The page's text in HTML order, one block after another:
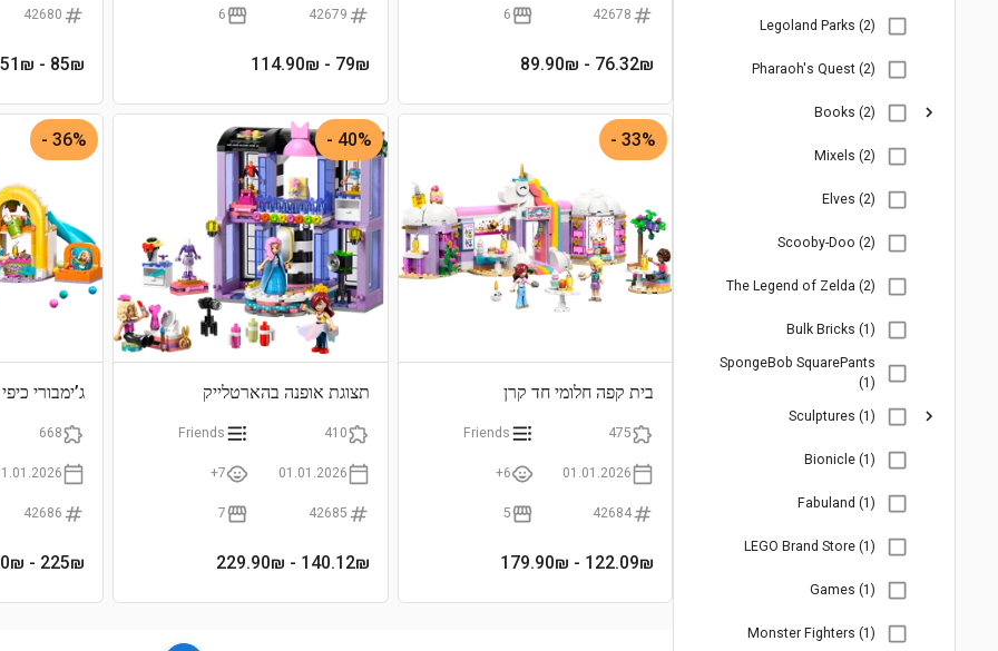
Legoland Parks (2)
Pharaoh's Quest (2)
Books (2)
Mixels (2)
Elves (2)
Scooby-Doo (2)
The Legend of Zelda (2)
Bulk Bricks (1)
SpongeBob SquarePants
(1)
Sculptures (1)
Bionicle (1)
Fabuland (1)
LEGO Brand Store (1)
Games (1)
Monster Fighters (1)
42678
6
76.32₪
- 89.90₪
42679
6
79₪
- 114.90₪
42680
85₪
- 120.51₪
33% -
בית קפה חלומי חד קרן
475
Friends
01.01.2026
6+
42684
5
122.09₪
- 179.90₪
40% -
תצוגת אופנה בהארטלייק
410
Friends
01.01.2026
7+
42685
7
140.12₪
- 229.90₪
36% -
ג’ימבורי כיפי
668
42686
225₪
- 350₪